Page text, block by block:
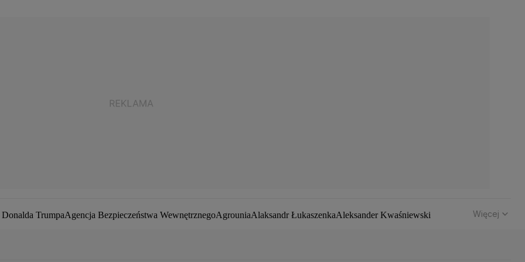
TrumpaAgencja Bezpieczeństwa WewnętrznegoAgrouniaAlaksandr ŁukaszenkaAleksander Kwaśniewski
Więcej